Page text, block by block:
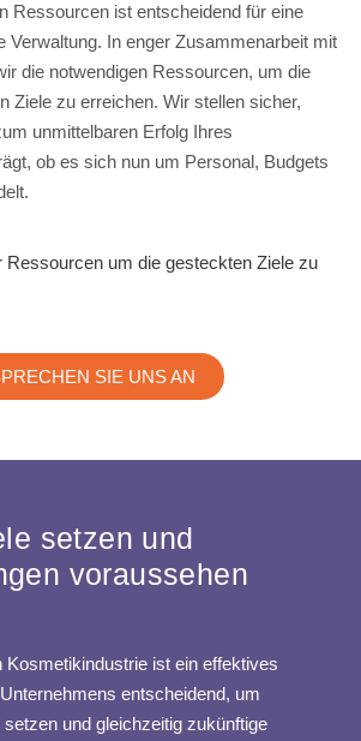
Ressourcen ist entscheidend für eine
Verwaltung. In enger Zusammenarbeit mit
die notwendigen Ressourcen, um die
Ziele zu erreichen. Wir stellen sicher,
unmittelbaren Erfolg Ihres
ob es sich nun um Personal, Budgets
Ressourcen um die gesteckten Ziele zu
SIE UNS AN
setzen und
voraussehen
Kosmetikindustrie ist ein effektives
entscheidend, um
und gleichzeitig zukünftige